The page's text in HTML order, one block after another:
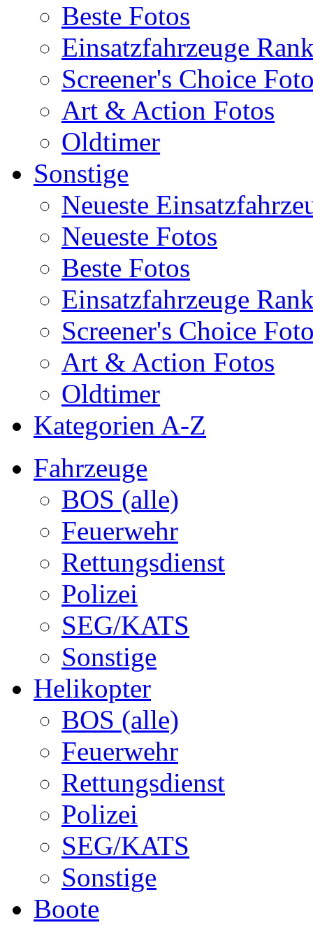
Beste Fotos
Einsatzfahrzeuge
Screener's Choice
Art & Action Fotos
Oldtimer
Sonstige
Neueste
Neueste Fotos
Beste Fotos
Einsatzfahrzeuge
Screener's Choice
Art & Action Fotos
Oldtimer
Kategorien A-Z
Fahrzeuge
BOS (alle)
Feuerwehr
Rettungsdienst
Polizei
SEG/KATS
Sonstige
Helikopter
BOS (alle)
Feuerwehr
Rettungsdienst
Polizei
SEG/KATS
Sonstige
Boote